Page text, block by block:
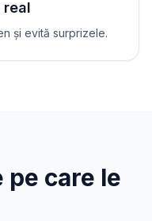
real
și evită surprizele.
care le